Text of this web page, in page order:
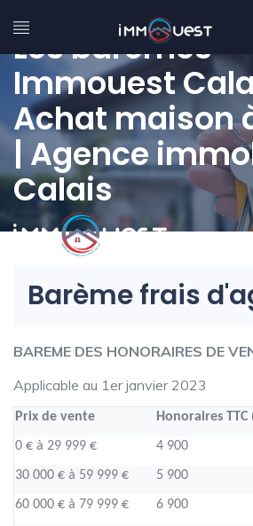
Les barèmes -
Immouest
Achat maison
| Agence
Calais
Barème frais
BAREME DES HONORAIRES DE
Applicable au 1er janvier 2023
Prix de vente Honoraires
0 € à 29 999 € 4 900
30 000 € à 59 999 € 5 900
60 000 € à 79 999 € 6 900